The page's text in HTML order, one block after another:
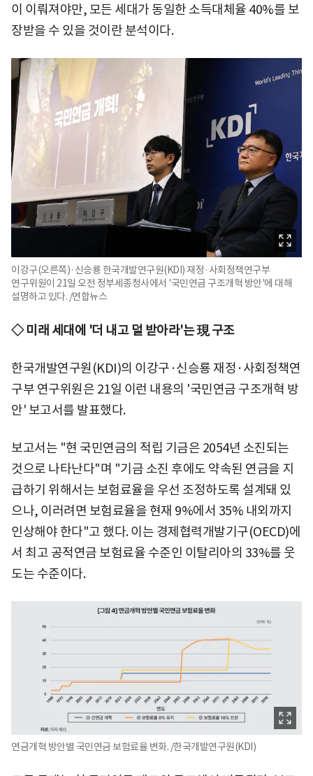
이 이뤄져야만, 모든 세대가 동일한 소득대체율 40%를 보
장받을 수 있을 것이란 분석이다.
이강구(오른쪽)·신승룡 한국개발연구원(KDI) 재정·사회정책연구부
연구위원이 21일 오전 정부세종청사에서 '국민연금 구조개혁 방안'에 대해
설명하고 있다. /연합뉴스
◇ 미래 세대에 '더 내고 덜 받아라'는 現 구조
한국개발연구원(KDI)의 이강구·신승룡 재정·사회정책연
구부 연구위원은 21일 이런 내용의 '국민연금 구조개혁 방
안' 보고서를 발표했다.
보고서는 "현 국민연금의 적립 기금은 2054년 소진되는
것으로 나타난다"며 "기금 소진 후에도 약속된 연금을 지
급하기 위해서는 보험료율을 우선 조정하도록 설계돼 있
으나, 이러려면 보험료율을 현재 9%에서 35% 내외까지
인상해야 한다"고 했다. 이는 경제협력개발기구(OECD)에
서 최고 공적연금 보험료율 수준인 이탈리아의 33%를 웃
도는 수준이다.
연금개혁 방안별 국민연금 보험료율 변화. /한국개발연구원(KDI)